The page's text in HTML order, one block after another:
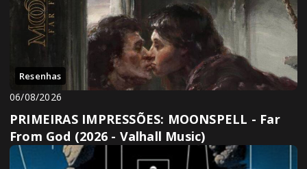
Resenhas
06/08/2026
PRIMEIRAS IMPRESSÕES: MOONSPELL - Far
From God (2026 - Valhall Music)